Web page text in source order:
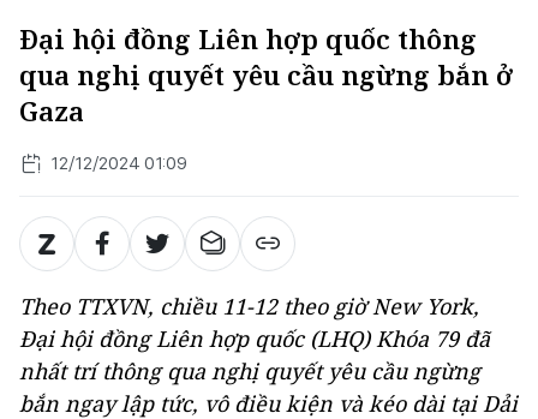
Đại hội đồng Liên hợp quốc thông
qua nghị quyết yêu cầu ngừng bắn ở
Gaza
12/12/2024 01:09
Theo TTXVN, chiều 11-12 theo giờ New York,
Đại hội đồng Liên hợp quốc (LHQ) Khóa 79 đã
nhất trí thông qua nghị quyết yêu cầu ngừng
bắn ngay lập tức, vô điều kiện và kéo dài tại Dải